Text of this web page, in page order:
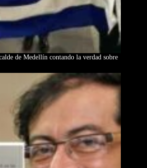
de Medellín contando la verdad sobre